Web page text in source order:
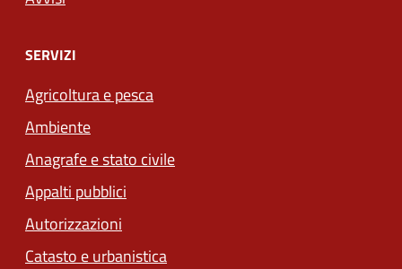
SERVIZI
Agricoltura e pesca
Ambiente
Anagrafe e stato civile
Appalti pubblici
Autorizzazioni
Catasto e urbanistica